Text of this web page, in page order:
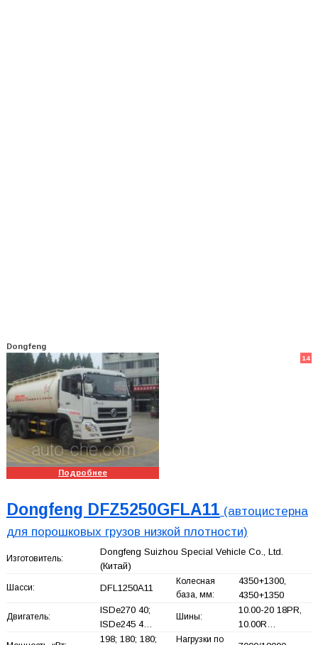
Dongfeng
14
Подробнее
Dongfeng DFZ5250GFLA11 (автоцистерна
для порошковых грузов низкой плотности)
Изготовитель:
Dongfeng Suizhou Special Vehicle Co., Ltd.
(Китай)
Шасси: DFL1250A11
Колесная
база, мм:
4350+1300,
4350+1350
Двигатель:
ISDe270 40;
ISDe245 4…
Шины:
10.00-20 18PR,
10.00R…
198; 180; 180;
Нагрузки по